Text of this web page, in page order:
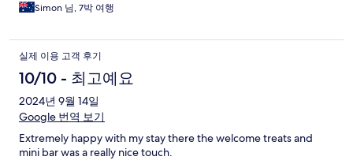
Simon 님, 7박 여행
실제 이용 고객 후기
10/10 - 최고예요
2024년 9월 14일
Google 번역 보기
Extremely happy with my stay there the welcome treats and
mini bar was a really nice touch.